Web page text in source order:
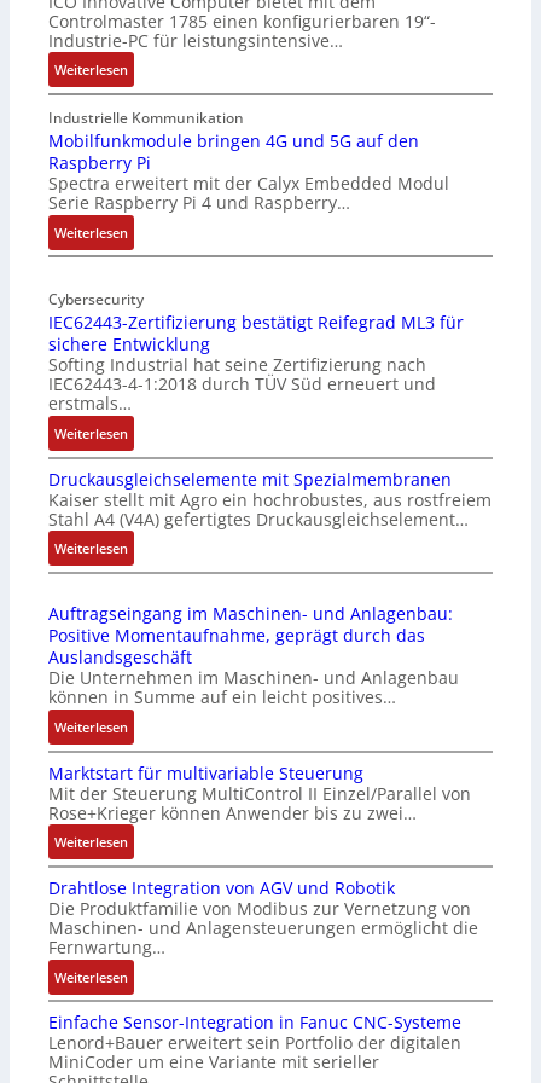
Controlmaster 1785 einen konfigurierbaren 19“-
Industrie-PC für leistungsintensive…
Weiterlesen:
1
9
-
Z
o
l
l
-
n
d
u
s
t
r
i
e
-
P
C
l
ä
s
t
s
i
c
h
f
l
e
x
i
b
e
l
f
ü
r
i
e
A
Industrielle Kommunikation
Mobilfunkmodule bringen 4G und 5G auf den
Raspberry Pi
Spectra erweitert mit der Calyx Embedded Modul
Serie Raspberry Pi 4 und Raspberry…
Weiterlesen:
M
b
i
l
f
u
n
k
m
o
d
u
l
e
r
i
n
g
e
n
4
G
u
n
d
5
G
a
u
f
d
n
R
Cybersecurity
IEC62443-Zertifizierung bestätigt Reifegrad ML3 für
sichere Entwicklung
Softing Industrial hat seine Zertifizierung nach
IEC62443-4-1:2018 durch TÜV Süd erneuert und
erstmals…
Weiterlesen:
I
E
6
2
4
3
-
Z
e
r
t
i
f
i
z
i
e
u
n
g
b
e
s
t
ä
Druckausgleichselemente mit Spezialmembranen
Kaiser stellt mit Agro ein hochrobustes, aus rostfreiem
Stahl A4 (V4A) gefertigtes Druckausgleichselement…
Weiterlesen:
D
u
c
k
a
u
s
g
l
e
i
c
h
e
l
e
m
e
n
t
e
Auftragseingang im Maschinen- und Anlagenbau:
Positive Momentaufnahme, geprägt durch das
Auslandsgeschäft
Die Unternehmen im Maschinen- und Anlagenbau
können in Summe auf ein leicht positives…
Weiterlesen:
A
u
f
t
r
a
g
s
e
i
n
g
a
n
g
Marktstart für multivariable Steuerung
Mit der Steuerung MultiControl II Einzel/Parallel von
Rose+Krieger können Anwender bis zu zwei…
Weiterlesen:
M
a
r
k
t
s
t
a
r
t
Drahtlose Integration von AGV und Robotik
Die Produktfamilie von Modibus zur Vernetzung von
Maschinen- und Anlagensteuerungen ermöglicht die
Fernwartung…
Weiterlesen:
D
r
a
h
Einfache Sensor-Integration in Fanuc CNC-Systeme
Lenord+Bauer erweitert sein Portfolio der digitalen
MiniCoder um eine Variante mit serieller